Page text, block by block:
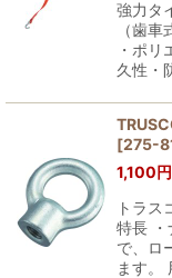
強力タ
（歯
・ポ
久性・
[275-
1,100円
トラス
特長 ・
で、ロ
ます。